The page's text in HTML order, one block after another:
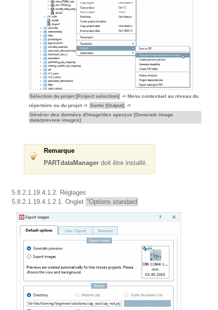
Sélection du projet [Project selection] -> Menu contextuel au niveau du
répertoire ou du projet -> Sortie [Output] ->
Générer des données d'image/des aperçus [Generate image
data/preview images]
Remarque
PARTdataManager doit être installé.
5.8.2.1.19.4.1.2. Réglages
5.8.2.1.19.4.1.2.1. Onglet "Options standard